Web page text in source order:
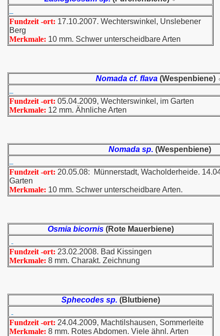
Fundzeit -ort: 17.10.2007. Wechterswinkel, Unslebener
Berg
Merkmale: 10 mm. Schwer unterscheidbare Arten
Nomada cf. flava (Wespenbiene)
Fundzeit -ort: 05.04.2009, Wechterswinkel, im Garten
Merkmale: 12 mm. Ähnliche Arten
Nomada sp. (Wespenbiene)
Fundzeit -ort: 20.05.08: Münnerstadt, Wacholderheide.
Garten
Merkmale: 10 mm. Schwer unterscheidbare Arten.
Osmia bicornis (Rote Mauerbiene)
Fundzeit -ort: 23.02.2008. Bad Kissingen
Merkmale: 8 mm. Charakt. Zeichnung
Sphecodes sp. (Blutbiene)
Fundzeit -ort: 24.04.2009, Machtilshausen, Sommerleite
Merkmale: 8 mm. Rotes Abdomen. Viele ähnl. Arten